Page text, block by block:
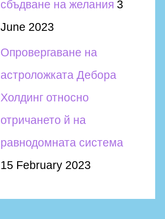
сбъдване на желания 3
June 2023
Опровергаване на
астроложката Дебора
Холдинг относно
отричането й на
равнодомната система
15 February 2023